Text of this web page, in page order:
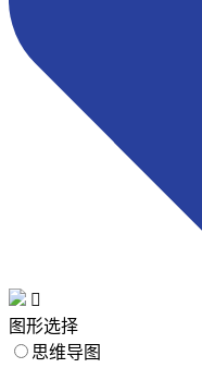

图形选择
思维导图